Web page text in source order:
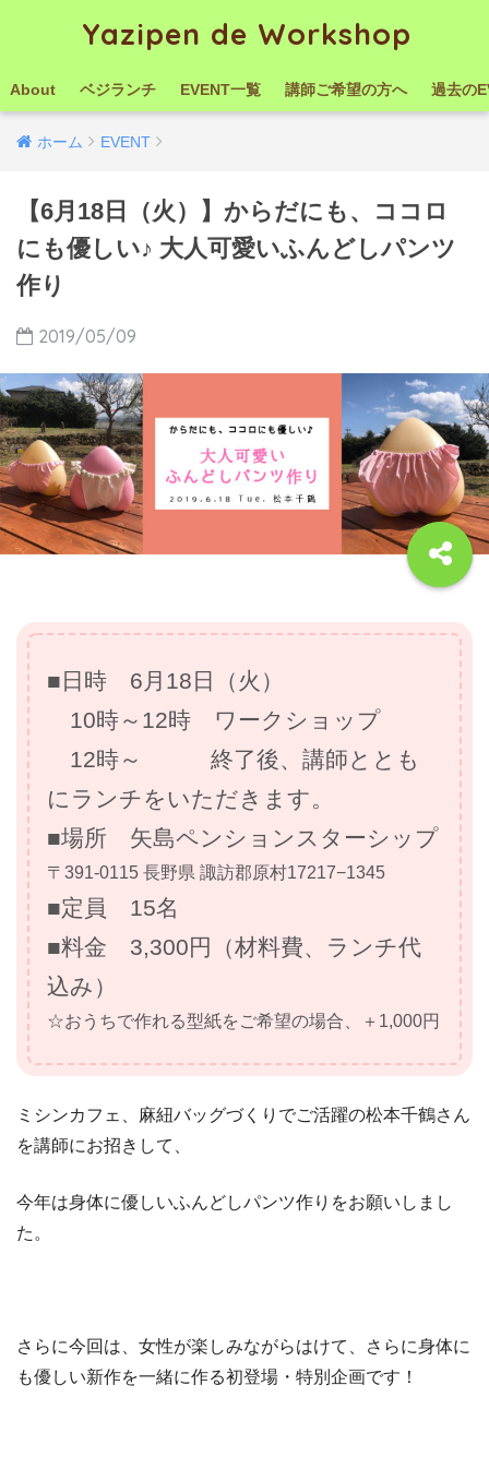
Yazipen de Workshop
About ベジランチ EVENT一覧 講師ご希望の方へ 過去の
ホーム EVENT
【6月18日（火）】からだにも、ココロ
にも優しい♪ 大人可愛いふんどしパンツ
作り
2019/05/09
■日時 6月18日（火）
10時～12時 ワークショップ
12時～ 終了後、講師ととも
にランチをいただきます。
■場所 矢島ペンションスターシップ
〒391-0115 長野県 諏訪郡原村17217−1345
■定員 15名
■料金 3,300円（材料費、ランチ代
込み）
☆おうちで作れる型紙をご希望の場合、＋1,000円
ミシンカフェ、麻紐バッグづくりでご活躍の松本千鶴さん
を講師にお招きして、
今年は身体に優しいふんどしパンツ作りをお願いしまし
た。
さらに今回は、女性が楽しみながらはけて、さらに身体に
も優しい新作を一緒に作る初登場・特別企画です！